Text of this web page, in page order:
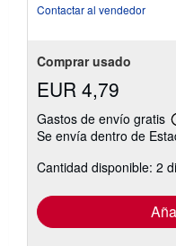
Contactar al vendedor
Comprar usado
EUR 4,79
Gastos de envío gratis
Se envía dentro de
Cantidad disponible: 2